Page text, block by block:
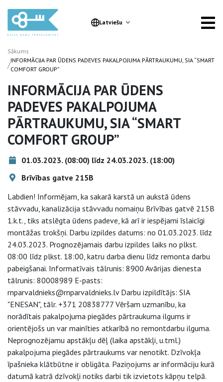
Latviešu
Sākums
/INFORMĀCIJA PAR ŪDENS PADEVES PAKALPOJUMA PĀRTRAUKUMU, SIA “SMART
COMFORT GROUP”
INFORMĀCIJA PAR ŪDENS
PADEVES PAKALPOJUMA
PĀRTRAUKUMU, SIA “SMART
COMFORT GROUP”
01.03.2023. (08:00) līdz 24.03.2023. (18:00)
Brīvības gatve 215B
Labdien! Informējam, ka sakarā karstā un aukstā ūdens
stāvvadu, kanalizācija stāvvadu nomaiņu Brīvības gatvē 215B
1.k.t., tiks atslēgta ūdens padeve, kā arī ir iespējami īslaicīgi
montāžas trokšņi. Darbu izpildes datums: no 01.03.2023. līdz
24.03.2023. Prognozējamais darbu izpildes laiks no plkst.
08:00 līdz plkst. 18:00, katru darba dienu līdz remonta darbu
pabeigšanai. Informatīvais tālrunis: 8900 Avārijas dienesta
tālrunis: 80008989 E-pasts:
rnparvaldnieks@rnparvaldnieks.lv Darbu izpildītājs: SIA
"ENESAN", tālr. +371 20838777 Vēršam uzmanību, ka
norādītais pakalpojuma piegādes pārtraukuma ilgums ir
orientējošs un var mainīties atkarībā no remontdarbu ilguma.
Neprognozējamu apstākļu dēļ (laika apstākļi, u.tml.)
pakalpojuma piegādes pārtraukums var nenotikt. Dzīvokļa
īpašnieka klātbūtne ir obligāta. Paziņojums ar informāciju kurā
datumā katrā dzīvokļi notiks darbi tik izvietots kāpņu telpā.